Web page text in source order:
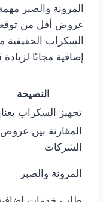
المرونة والصبر
عروض أقل من
السكراب
إضافية مجانًا
النصيحة
تجهيز السكراب
المقارنة بين عروض
الشركات
المرونة والصبر